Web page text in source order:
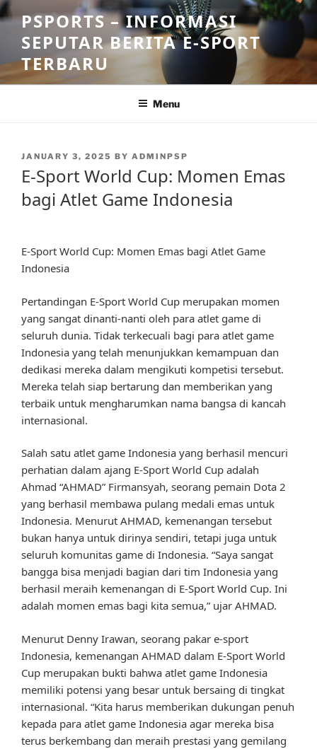
Skip
to
content
PSPORTS – INFORMASI
SEPUTAR BERITA E-SPORT
TERBARU
Menu
POSTED
JANUARY 3, 2025 BY ADMINPSP
E-Sport World Cup: Momen Emas
bagi Atlet Game Indonesia
E-Sport World Cup: Momen Emas bagi Atlet Game
Indonesia
Pertandingan E-Sport World Cup merupakan momen
yang sangat dinanti-nanti oleh para atlet game di
seluruh dunia. Tidak terkecuali bagi para atlet game
Indonesia yang telah menunjukkan kemampuan dan
dedikasi mereka dalam mengikuti kompetisi tersebut.
Mereka telah siap bertarung dan memberikan yang
terbaik untuk mengharumkan nama bangsa di kancah
internasional.
Salah satu atlet game Indonesia yang berhasil mencuri
perhatian dalam ajang E-Sport World Cup adalah
Ahmad “AHMAD” Firmansyah, seorang pemain Dota 2
yang berhasil membawa pulang medali emas untuk
Indonesia. Menurut AHMAD, kemenangan tersebut
bukan hanya untuk dirinya sendiri, tetapi juga untuk
seluruh komunitas game di Indonesia. “Saya sangat
bangga bisa menjadi bagian dari tim Indonesia yang
berhasil meraih kemenangan di E-Sport World Cup. Ini
adalah momen emas bagi kita semua,” ujar AHMAD.
Menurut Denny Irawan, seorang pakar e-sport
Indonesia, kemenangan AHMAD dalam E-Sport World
Cup merupakan bukti bahwa atlet game Indonesia
memiliki potensi yang besar untuk bersaing di tingkat
internasional. “Kita harus memberikan dukungan penuh
kepada para atlet game Indonesia agar mereka bisa
terus berkembang dan meraih prestasi yang gemilang